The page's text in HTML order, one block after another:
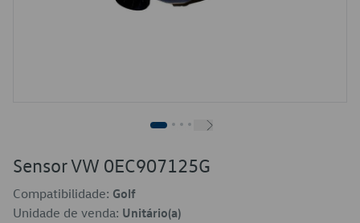
Sensor VW 0EC907125G
Compatibilidade: Golf
Unidade de venda: Unitário(a)